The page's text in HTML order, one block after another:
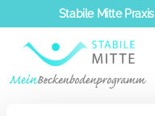
Inhalt
springen
Stabile Mitte Praxis